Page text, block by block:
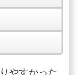
やすかった